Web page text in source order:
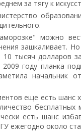
за тягу к
можно
зашкаливает.
тысяч долларов
2009 году планка
начальник
еще есть шанс
бесплатных
есть шанс
ежегодно около